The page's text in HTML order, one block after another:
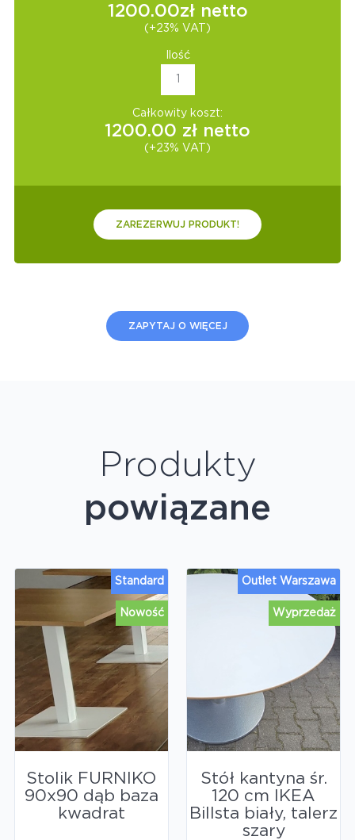
1200.00zł netto
(+23% VAT)
Ilość
Całkowity koszt:
1200.00 zł netto
(+23% VAT)
ZAREZERWUJ PRODUKT!
ZAPYTAJ O WIĘCEJ
Produkty
powiązane
Nowość
Standard
Stolik FURNIKO
90x90 dąb baza
kwadrat
Wyprzedaż
Outlet Warszawa
Stół kantyna śr.
120 cm IKEA
Billsta biały, talerz
szary